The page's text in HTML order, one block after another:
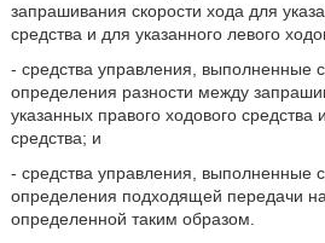
запрашивания скорости хода для
средства и для указанного левого
- средства управления, выполненные
определения разности между
указанных правого ходового средства
средства; и
- средства управления, выполненные
определения подходящей передачи на
определенной таким образом.